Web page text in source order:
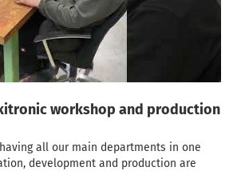
workshop and production
all our main departments in one
development and production are